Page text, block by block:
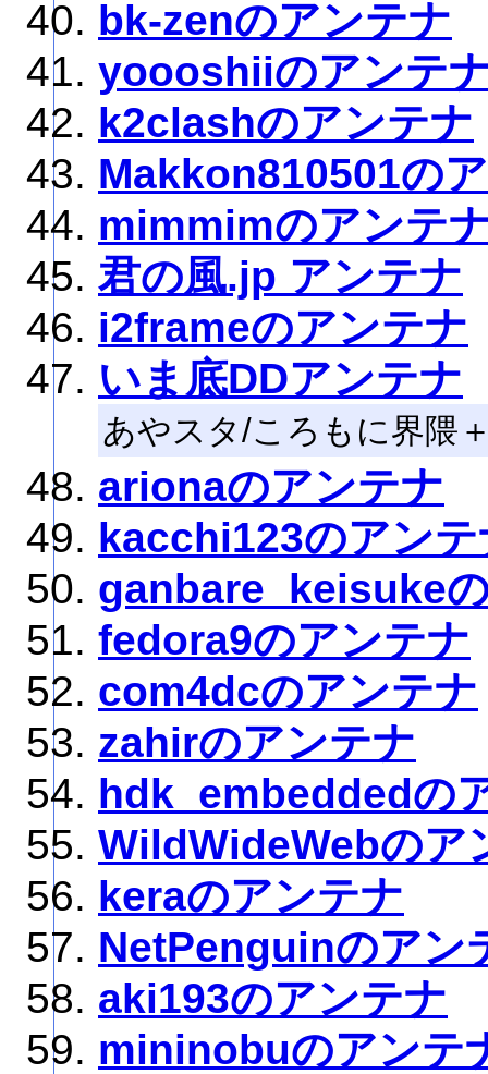
bk-zenのアンテナ
yoooshiiのアンテ
k2clashのアンテナ
Makkon810501の
mimmimのアンテ
君の風.jp アンテナ
i2frameのアンテナ
いま底DDアンテナ
あやスタ/ころもに界隈
arionaのアンテナ
kacchi123のアンテ
ganbare_keisuke
fedora9のアンテナ
com4dcのアンテナ
zahirのアンテナ
hdk_embeddedの
WildWideWebのア
keraのアンテナ
NetPenguinのアン
aki193のアンテナ
mininobuのアンテ